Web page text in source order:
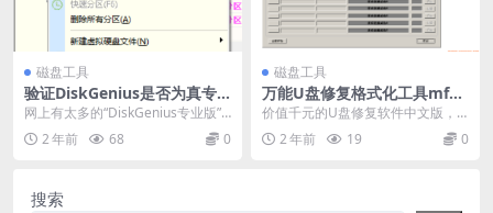
磁盘工具
验证DiskGenius是否为真专
业版
网上有太多的“DiskGenius专业版”
字样，然而其功能只是免费版的功
能。 这...
2 年前 68 0
磁盘工具
万能U盘修复格式化工具mfor
mat V1.0
价值千元的U盘修复软件中文版，
我用了几年了，最不错的工具。 U
盘修复工具。 当你...
2 年前 19 0
搜索